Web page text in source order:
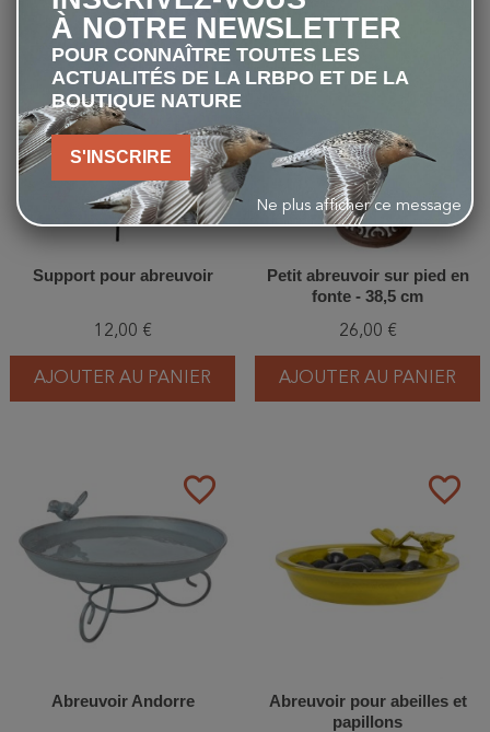
favorite_border
Support pour abreuvoir
12,00 €
AJOUTER AU PANIER
Petit abreuvoir sur pied en
fonte - 38,5 cm
26,00 €
AJOUTER AU PANIER
favorite_border
Abreuvoir Andorre
favorite_border
Abreuvoir pour abeilles et
papillons
À NOTRE NEWSLETTER
POUR CONNAÎTRE TOUTES LES
ACTUALITÉS DE LA LRBPO ET DE LA
BOUTIQUE NATURE
S'INSCRIRE
Ne plus afficher ce message